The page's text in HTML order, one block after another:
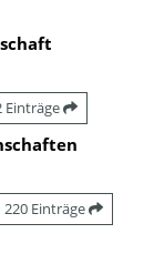
Einträge
220 Einträge